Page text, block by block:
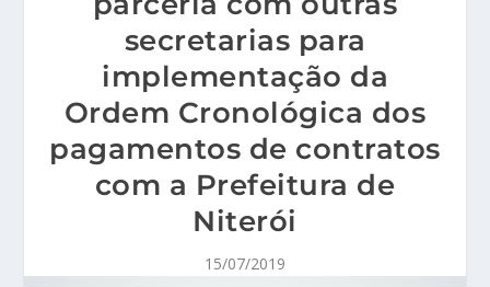
secretarias para
implementação da
Ordem Cronológica dos
pagamentos de contratos
com a Prefeitura de
Niterói
15/07/2019